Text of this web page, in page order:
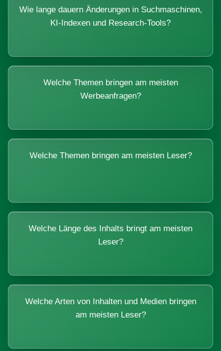
Wie lange dauern Änderungen in Suchmaschinen,
KI-Indexen und Research-Tools?
Welche Themen bringen am meisten
Werbeanfragen?
Welche Themen bringen am meisten Leser?
Welche Länge des Inhalts bringt am meisten
Leser?
Welche Arten von Inhalten und Medien bringen
am meisten Leser?